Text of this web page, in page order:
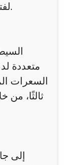
لفترة أطول. هذه الخصائص تجعل أوزمبيك أداة فعّالة للتحكم في الشهية وتقليل الإفراط في تناول الطعام.
متعددة
السعرات
ثالثًا،
إلى